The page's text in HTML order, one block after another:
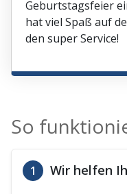
Geburtstagsfeier
hat viel Spaß auf
den super Service!
So
1 Wir helfen